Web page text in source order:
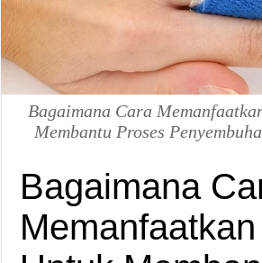
Bagaimana Cara
Membantu Proses
Bagaimana